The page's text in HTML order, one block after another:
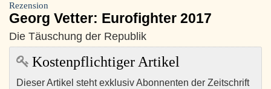
Rezension
Georg Vetter: Eurofighter 2017
Die Täuschung der Republik
Kostenpflichtiger Artikel
Dieser Artikel steht exklusiv Abonnenten der Zeitschrift